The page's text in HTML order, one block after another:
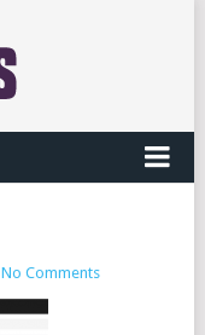
No Comments